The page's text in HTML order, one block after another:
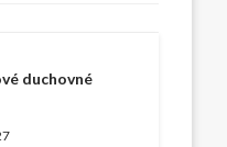
duchovné